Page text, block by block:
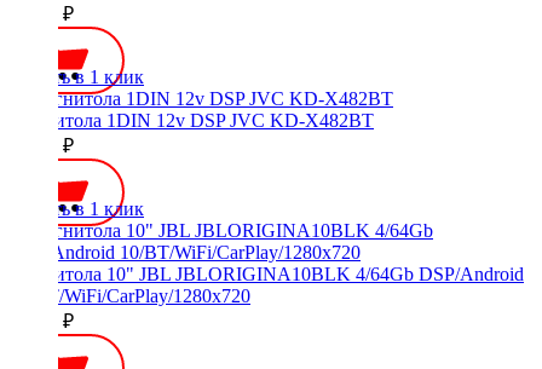
12900 ₽
Купить в 1 клик
Магнитола 1DIN 12v DSP JVC KD-X482BT
10000 ₽
Купить в 1 клик
Магнитола 10" JBL JBLORIGINA10BLK 4/64Gb DSP/Android
10/BT/WiFi/CarPlay/1280x720
20000 ₽